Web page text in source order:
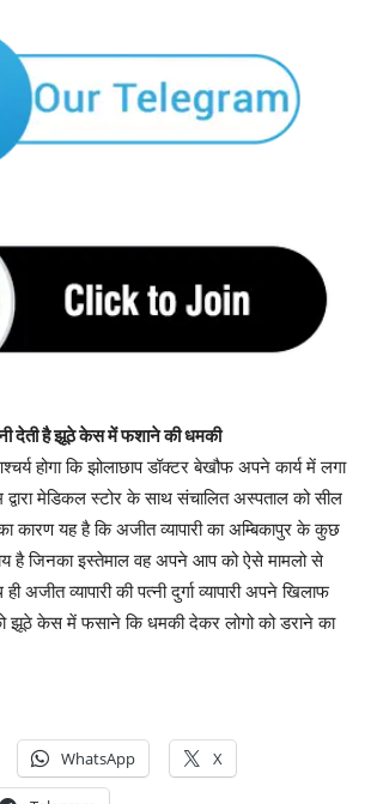
देती है झूठे केस में फशाने की धमकी
होगा कि झोलाछाप डॉक्टर बेखौफ अपने कार्य में लगा
मेडिकल स्टोर के साथ संचालित अस्पताल को सील
कारण यह है कि अजीत व्यापारी का अम्बिकापुर के कुछ
है जिनका इस्तेमाल वह अपने आप को ऐसे मामलो से
अजीत व्यापारी की पत्नी दुर्गा व्यापारी अपने खिलाफ
झूठे केस में फसाने कि धमकी देकर लोगो को डराने का
WhatsApp X